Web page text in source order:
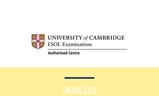
NENS / ES